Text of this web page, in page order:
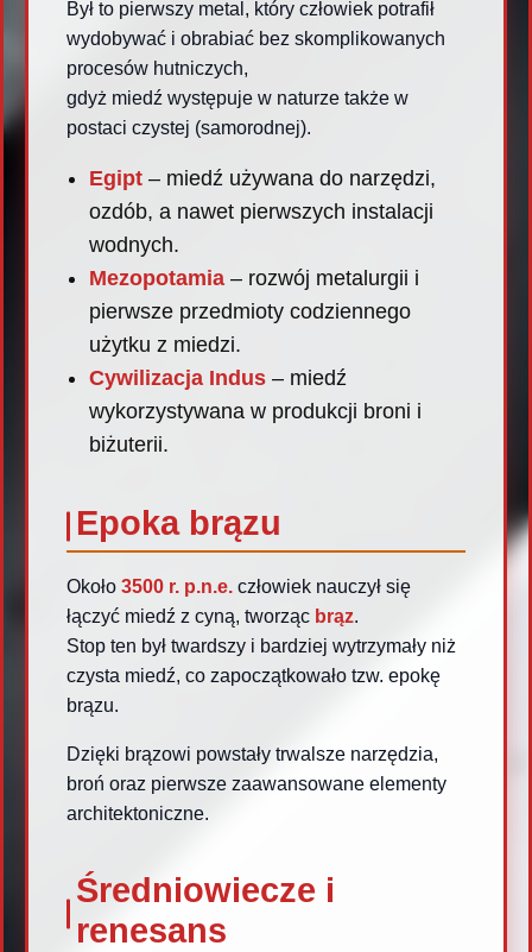
Był to pierwszy metal, który człowiek potrafił
wydobywać i obrabiać bez skomplikowanych
procesów hutniczych,
gdyż miedź występuje w naturze także w
postaci czystej (samorodnej).
Egipt – miedź używana do narzędzi,
ozdób, a nawet pierwszych instalacji
wodnych.
Mezopotamia – rozwój metalurgii i
pierwsze przedmioty codziennego
użytku z miedzi.
Cywilizacja Indus – miedź
wykorzystywana w produkcji broni i
biżuterii.
Epoka brązu
Około 3500 r. p.n.e.człowiek nauczył się
łączyć miedź z cyną, tworząc brąz.
Stop ten był twardszy i bardziej wytrzymały niż
czysta miedź, co zapoczątkowało tzw. epokę
brązu.
Dzięki brązowi powstały trwalsze narzędzia,
broń oraz pierwsze zaawansowane elementy
architektoniczne.
Średniowiecze i
renesans